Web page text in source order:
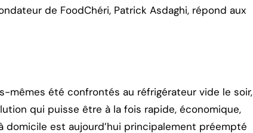
de FoodChéri, Patrick Asdaghi, répond aux
mêmes été confrontés au réfrigérateur vide le soir,
qui puisse être à la fois rapide, économique,
est aujourd’hui principalement préempté